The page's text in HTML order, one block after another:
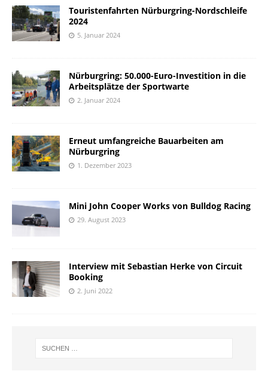
Touristenfahrten Nürburgring-Nordschleife
2024
5. Januar 2024
Nürburgring: 50.000-Euro-Investition in die
Arbeitsplätze der Sportwarte
2. Januar 2024
Erneut umfangreiche Bauarbeiten am
Nürburgring
1. Dezember 2023
Mini John Cooper Works von Bulldog Racing
29. August 2023
Interview mit Sebastian Herke von Circuit
Booking
2. Juni 2022